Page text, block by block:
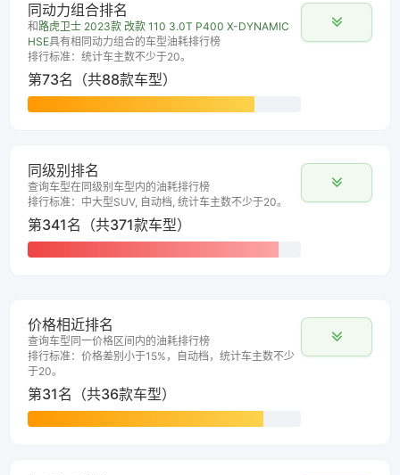
同动力组合排名
和路虎卫士 2023款 改款 110 3.0T P400 X-DYNAMIC
HSE具有相同动力组合的车型油耗排行榜
排行标准：统计车主数不少于20。
第73名（共88款车型）
同级别排名
查询车型在同级别车型内的油耗排行榜
排行标准：中大型SUV, 自动档, 统计车主数不少于20。
第341名（共371款车型）
价格相近排名
查询车型同一价格区间内的油耗排行榜
排行标准：价格差别小于15%，自动档，统计车主数不少
于20。
第31名（共36款车型）